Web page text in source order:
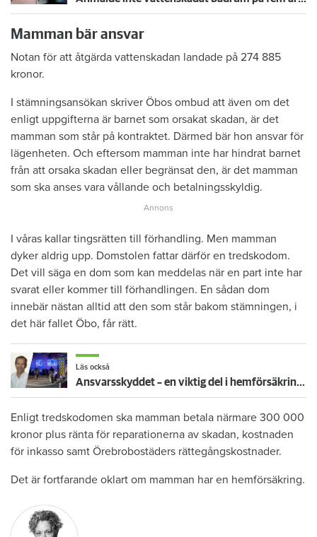
Mamman bär ansvar
Notan för att åtgärda vattenskadan landade på 274 885
kronor.
I stämningsansökan skriver Öbos ombud att även om det
enligt uppgifterna är barnet som orsakat skadan, är det
mamman som står på kontraktet. Därmed bär hon ansvar för
lägenheten. Och eftersom mamman inte har hindrat barnet
från att orsaka skadan eller begränsat den, är det mamman
som ska anses vara vållande och betalningsskyldig.
I våras kallar tingsrätten till förhandling. Men mamman
dyker aldrig upp. Domstolen fattar därför en tredskodom.
Det vill säga en dom som kan meddelas när en part inte har
svarat eller kommer till förhandlingen. En sådan dom
innebär nästan alltid att den som står bakom stämningen, i
det här fallet Öbo, får rätt.
Läs också
Ansvarsskyddet – en viktig del i hemförsäkringen
Enligt tredskodomen ska mamman betala närmare 300 000
kronor plus ränta för reparationerna av skadan, kostnaden
för inkasso samt Örebrobostäders rättegångskostnader.
Det är fortfarande oklart om mamman har en hemförsäkring.